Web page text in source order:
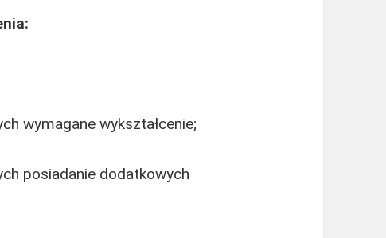
wymagane wykształcenie;
posiadanie dodatkowych